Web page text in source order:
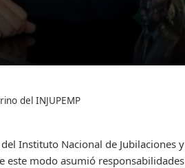
del INJUPEMP
Instituto Nacional de Jubilaciones
este modo asumió